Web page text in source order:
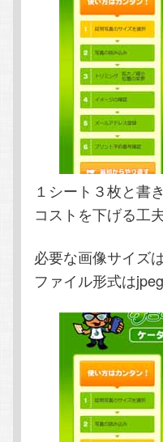
１シート３枚と書
コストを下げる工
必要な画像サイズ
ファイル形式は